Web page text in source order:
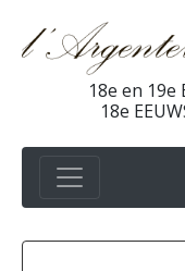
18e en 19e
18e